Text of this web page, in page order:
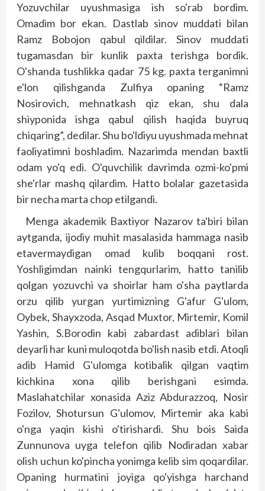
Yozuvchilar uyushmasiga ish so'rab bordim.
Omadim bor ekan. Dastlab sinov muddati bilan
Ramz Bobojon qabul qildilar. Sinov muddati
tugamasdan bir kunlik paxta terishga bordik.
O'shanda tushlikka qadar 75 kg. paxta terganimni
e'lon qilishganda Zulfiya opaning “Ramz
Nosirovich, mehnatkash qiz ekan, shu dala
shiyponida ishga qabul qilish haqida buyruq
chiqaring”, dedilar. Shu bo'ldiyu uyushmada mehnat
faoliyatimni boshladim. Nazarimda mendan baxt­­li
odam yo'q edi. O'quvchilik davrimda ozmi-ko'pmi
she'rlar mashq qilardim. Hatto bolalar gazetasida
bir necha marta chop etilgandi.
Menga akademik Baxtiyor Nazarov ta'biri bilan
aytganda, ijodiy muhit masalasida hammaga nasib
etavermaydigan omad kulib boqqani rost.
Yoshligimdan nainki tengqurlarim, hatto tanilib
qolgan yozuvchi va shoirlar ham o'sha paytlarda
orzu qilib yurgan yurtimizning G'afur G'ulom,
Oybek, Shayxzoda, Asqad Muxtor, Mirtemir, Komil
Yashin, S.Borodin kabi zabardast adiblari bilan
deyarli har kuni muloqotda bo'lish nasib etdi. Atoqli
adib Hamid G'ulomga kotibalik qilgan vaqtim
kichkina xona qilib berishgani esimda.
Maslahatchilar xonasida Aziz Abdurazzoq, Nosir
Fozilov, Shotursun G'ulomov, Mirtemir aka kabi
o'nga yaqin kishi o'tirishardi. Shu bois Sai­da
Zunnunova uyga telefon qilib Nodiradan xabar
olish uchun ko'pincha yonimga kelib sim qoqardilar.
Opaning hurmatini joyiga qo'yishga harchand